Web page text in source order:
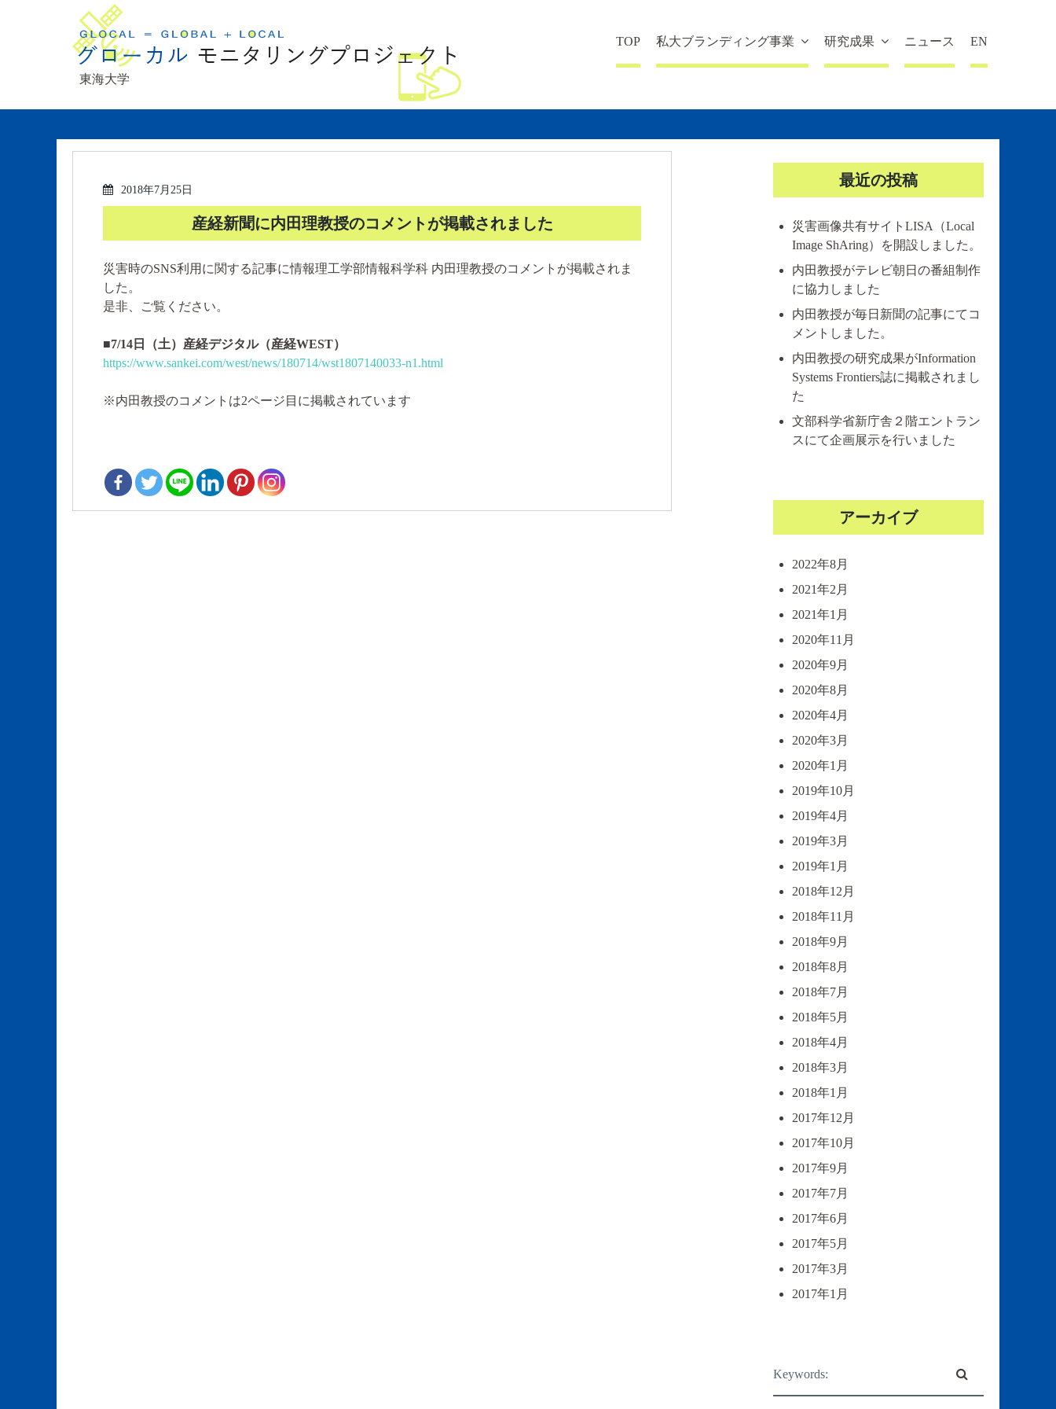
東海大学
TOP 私大ブランディング事業 研究成果 ニュース EN
2018年7月25日
産経新聞に内田理教授のコメントが掲載されました
災害時のSNS利用に関する記事に情報理工学部情報科学科 内田理教授のコメントが掲載されま
した。
是非、ご覧ください。
■7/14日（土）産経デジタル（産経WEST）
https://www.sankei.com/west/news/180714/wst1807140033-n1.html
※内田教授のコメントは2ページ目に掲載されています
最近の投稿
災害画像共有サイトLISA（Local
Image ShAring）を開設しました。
内田教授がテレビ朝日の番組制作
に協力しました
内田教授が毎日新聞の記事にてコ
メントしました。
内田教授の研究成果がInformation
Systems Frontiers誌に掲載されまし
た
文部科学省新庁舎２階エントラン
スにて企画展示を行いました
アーカイブ
2022年8月
2021年2月
2021年1月
2020年11月
2020年9月
2020年8月
2020年4月
2020年3月
2020年1月
2019年10月
2019年4月
2019年3月
2019年1月
2018年12月
2018年11月
2018年9月
2018年8月
2018年7月
2018年5月
2018年4月
2018年3月
2018年1月
2017年12月
2017年10月
2017年9月
2017年7月
2017年6月
2017年5月
2017年3月
2017年1月